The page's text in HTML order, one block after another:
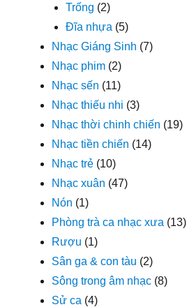
Trống (2)
Đĩa nhựa (5)
Nhạc Giáng Sinh (7)
Nhạc phim (2)
Nhạc sến (11)
Nhạc thiếu nhi (3)
Nhạc thời chinh chiến (19)
Nhạc tiền chiến (14)
Nhạc trẻ (10)
Nhạc xuân (47)
Nón (1)
Phòng trà ca nhạc xưa (13)
Rượu (1)
Sân ga & con tàu (2)
Sông trong âm nhạc (8)
Sử ca (4)